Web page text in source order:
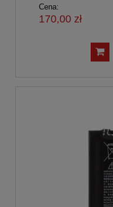
Cena:
170,00 zł